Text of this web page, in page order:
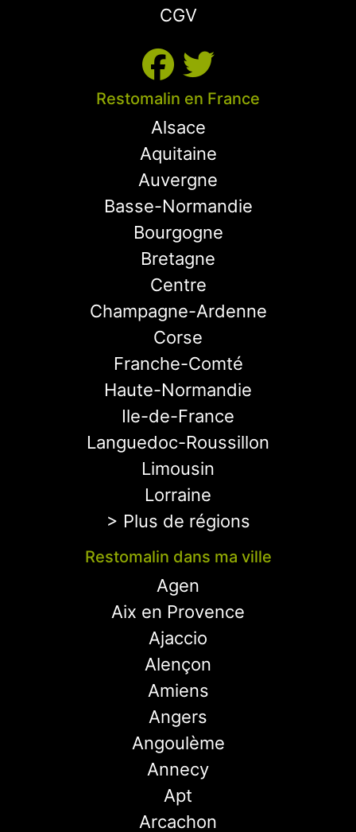
CGV
Restomalin en France
Alsace
Aquitaine
Auvergne
Basse-Normandie
Bourgogne
Bretagne
Centre
Champagne-Ardenne
Corse
Franche-Comté
Haute-Normandie
Ile-de-France
Languedoc-Roussillon
Limousin
Lorraine
> Plus de régions
Restomalin dans ma ville
Agen
Aix en Provence
Ajaccio
Alençon
Amiens
Angers
Angoulème
Annecy
Apt
Arcachon